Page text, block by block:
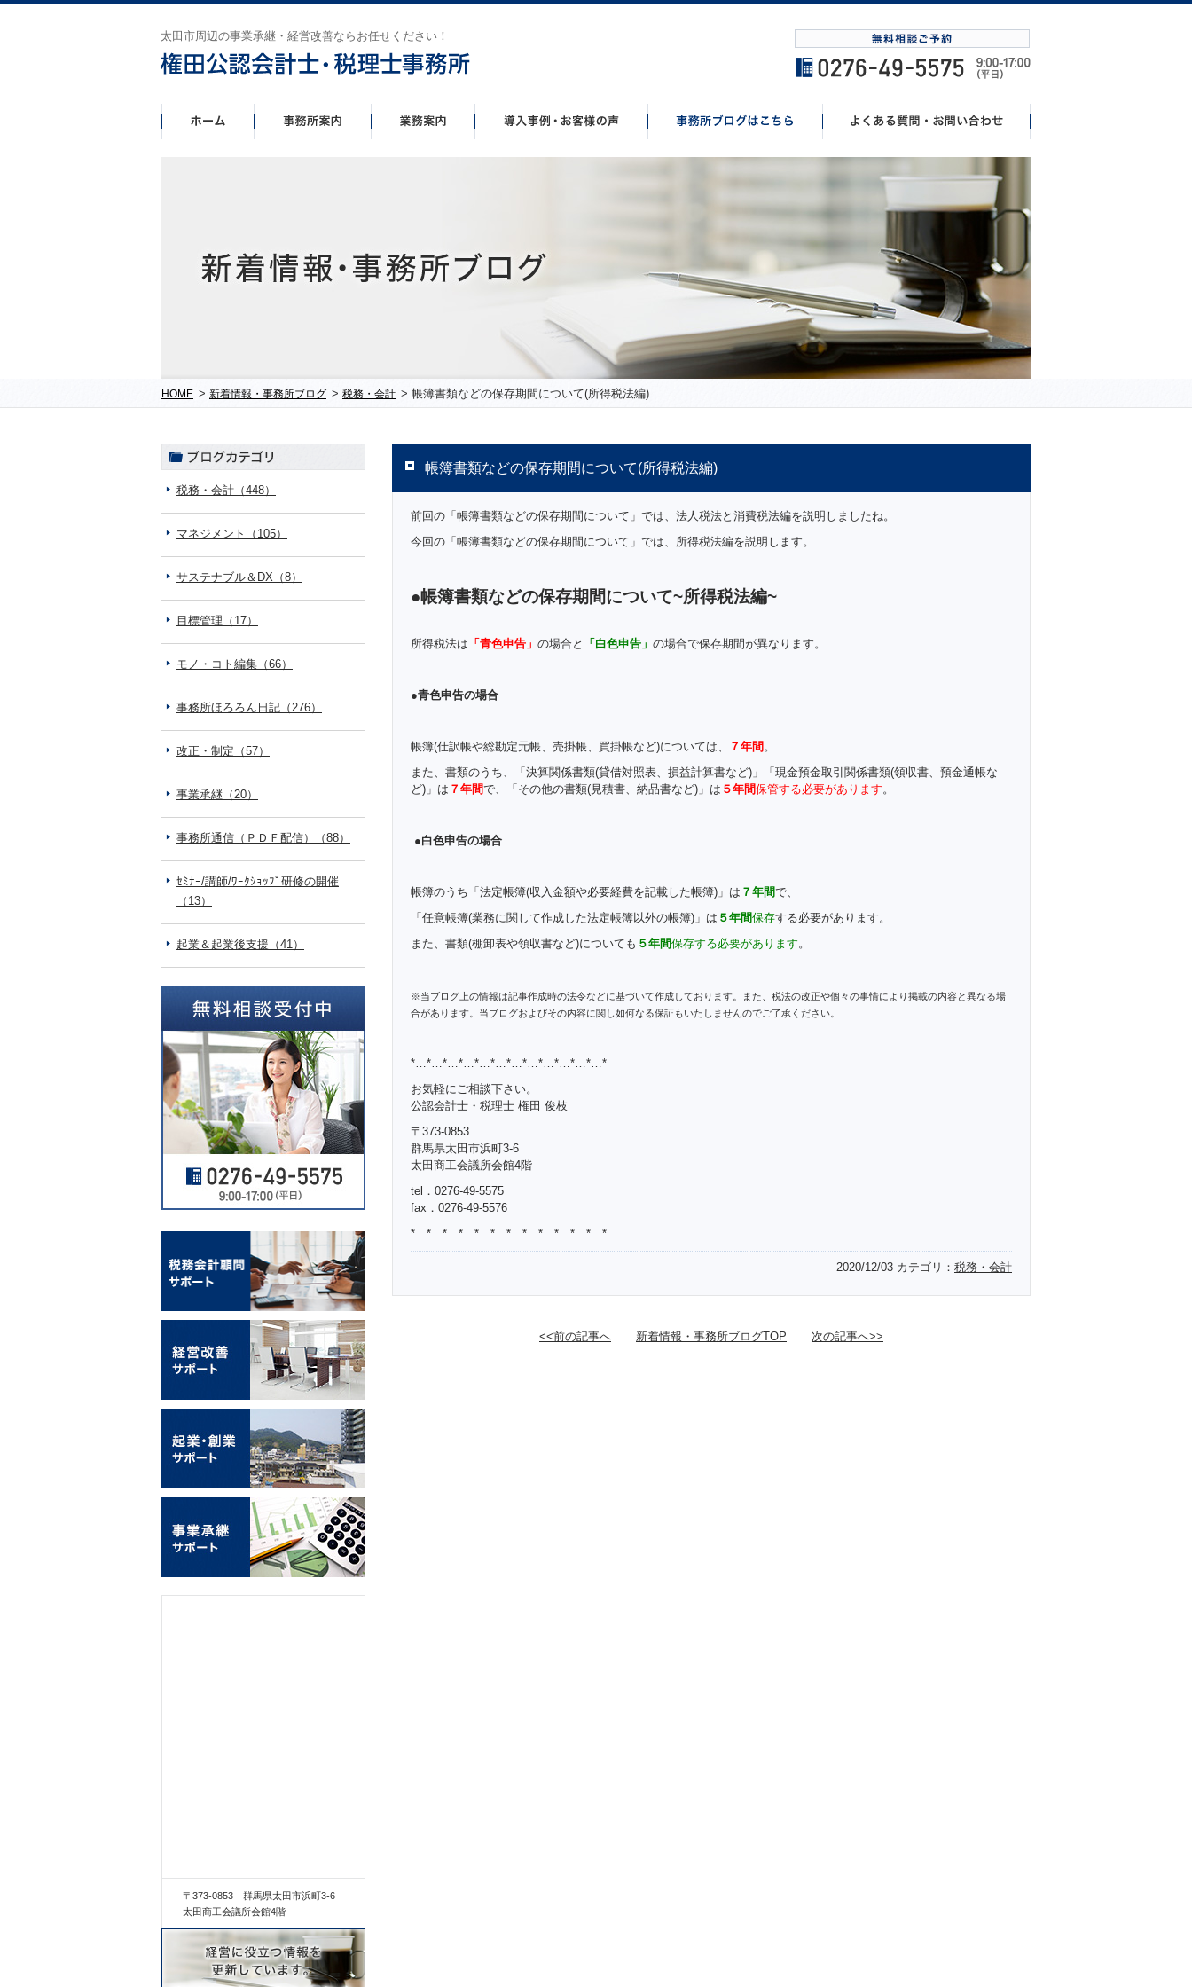
太田市周辺の事業承継・経営改善ならお任せください！
HOME > 新着情報・事務所ブログ > 税務・会計 > 帳簿書類などの保存期間について(所得税法編)
帳簿書類などの保存期間について(所得税法編)
前回の「帳簿書類などの保存期間について」では、法人税法と消費税法編を説明しましたね。
今回の「帳簿書類などの保存期間について」では、所得税法編を説明します。
●帳簿書類などの保存期間について~所得税法編~
所得税法は 「青色申告」 の場合と 「白色申告」 の場合で保存期間が異なります。
●青色申告の場合
帳簿(仕訳帳や総勘定元帳、売掛帳、買掛帳など)については、 ７年間 。
また、書類のうち、「決算関係書類(貸借対照表、損益計算書など)」「現金預金取引関係書類(領収書、預金通帳な
ど)」は ７年間で、「その他の書類(見積書、納品書など)」は ５年間保管する必要があります。
●白色申告の場合
帳簿のうち「法定帳簿(収入金額や必要経費を記載した帳簿)」は ７年間で、
「任意帳簿(業務に関して作成した法定帳簿以外の帳簿)」は ５年間保存する必要があります。
また、書類(棚卸表や領収書など)についても ５年間保存する必要があります。
※当ブログ上の情報は記事作成時の法令などに基づいて作成しております。また、税法の改正や個々の事情により掲載の内容と異なる場
合があります。当ブログおよびその内容に関し如何なる保証もいたしませんのでご了承ください。
*…*…*…*…*…*…*…*…*…*…*…*…*
お気軽にご相談下さい。
公認会計士・税理士 権田 俊枝
〒373-0853
群馬県太田市浜町3-6
太田商工会議所会館4階
tel．0276-49-5575
fax．0276-49-5576
*…*…*…*…*…*…*…*…*…*…*…*…*
2020/12/03 カテゴリ： 税務・会計
<<前の記事へ 新着情報・事務所ブログTOP 次の記事へ>>
税務・会計（448）
マネジメント（105）
サステナブル＆DX（8）
目標管理（17）
モノ・コト編集（66）
事務所ほろろん日記（276）
改正・制定（57）
事業承継（20）
事務所通信（ＰＤＦ配信）（88）
ｾﾐﾅｰ/講師/ﾜｰｸｼｮｯﾌﾟ研修の開催
（13）
起業＆起業後支援（41）
〒373-0853 群馬県太田市浜町3-6
太田商工会議所会館4階